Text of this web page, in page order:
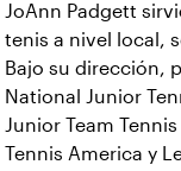
JoAnn Padgett
tenis a nivel local,
Bajo su dirección,
National Junior
Junior Team
Tennis America y